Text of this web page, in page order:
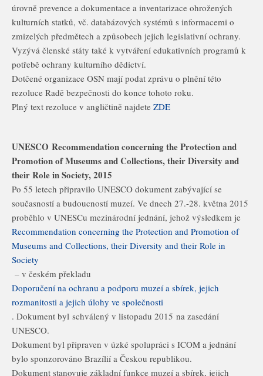
úrovně prevence a dokumentace a inventarizace ohrožených
kulturních statků, vč. databázových systémů s informacemi o
zmizelých předmětech a způsobech jejich legislativní ochrany.
Vyzývá členské státy také k vytváření edukativních programů k
potřebě ochrany kulturního dědictví.
Dotčené organizace OSN mají podat zprávu o plnění této
rezoluce Radě bezpečnosti do konce tohoto roku.
Plný text rezoluce v angličtině najdete ZDE
UNESCO Recommendation concerning the Protection and
Promotion of Museums and Collections, their Diversity and
their Role in Society, 2015
Po 55 letech připravilo UNESCO dokument zabývající se
současností a budoucností muzeí. Ve dnech 27.-28. května 2015
proběhlo v UNESCu mezinárodní jednání, jehož výsledkem je
Recommendation concerning the Protection and Promotion of
Museums and Collections, their Diversity and their Role in
Society
– v českém překladu
Doporučení na ochranu a podporu muzeí a sbírek, jejich
rozmanitosti a jejich úlohy ve společnosti
. Dokument byl schválený v listopadu 2015 na zasedání
UNESCO.
Dokument byl připraven v úzké spolupráci s ICOM a jednání
bylo sponzorováno Brazílií a Českou republikou.
Dokument stanovuje základní funkce muzeí a sbírek, jejich